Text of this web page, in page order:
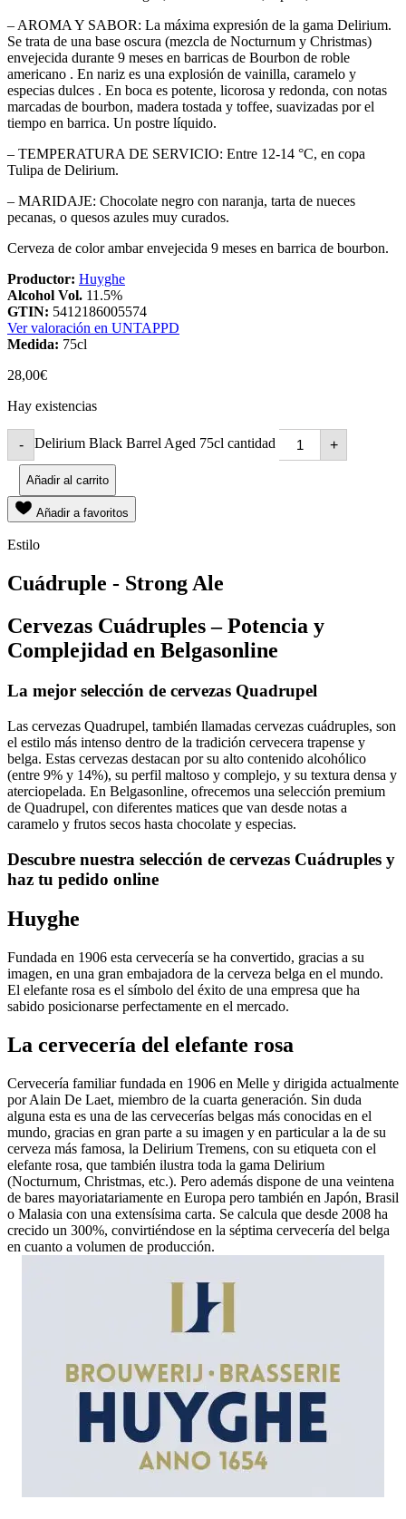
– AROMA Y SABOR: La máxima expresión de la gama Delirium.
Se trata de una base oscura (mezcla de Nocturnum y Christmas)
envejecida durante 9 meses en barricas de Bourbon de roble
americano . En nariz es una explosión de vainilla, caramelo y
especias dulces . En boca es potente, licorosa y redonda, con notas
marcadas de bourbon, madera tostada y toffee, suavizadas por el
tiempo en barrica. Un postre líquido.
– TEMPERATURA DE SERVICIO: Entre 12-14 °C, en copa
Tulipa de Delirium.
– MARIDAJE: Chocolate negro con naranja, tarta de nueces
pecanas, o quesos azules muy curados.
Cerveza de color ambar envejecida 9 meses en barrica de bourbon.
Productor: Huyghe
Alcohol Vol. 11.5%
GTIN: 5412186005574
Ver valoración en UNTAPPD
Medida: 75cl
28,00€
Hay existencias
- Delirium Black Barrel Aged 75cl cantidad +
Añadir al carrito
Añadir a favoritos
Estilo
Cuádruple - Strong Ale
Cervezas Cuádruples – Potencia y
Complejidad en Belgasonline
La mejor selección de cervezas Quadrupel
Las cervezas Quadrupel, también llamadas cervezas cuádruples, son
el estilo más intenso dentro de la tradición cervecera trapense y
belga. Estas cervezas destacan por su alto contenido alcohólico
(entre 9% y 14%), su perfil maltoso y complejo, y su textura densa y
aterciopelada. En Belgasonline, ofrecemos una selección premium
de Quadrupel, con diferentes matices que van desde notas a
caramelo y frutos secos hasta chocolate y especias.
Descubre nuestra selección de cervezas Cuádruples y
haz tu pedido online
Huyghe
Fundada en 1906 esta cervecería se ha convertido, gracias a su
imagen, en una gran embajadora de la cerveza belga en el mundo.
El elefante rosa es el símbolo del éxito de una empresa que ha
sabido posicionarse perfectamente en el mercado.
La cervecería del elefante rosa
Cervecería familiar fundada en 1906 en Melle y dirigida actualmente
por Alain De Laet, miembro de la cuarta generación. Sin duda
alguna esta es una de las cervecerías belgas más conocidas en el
mundo, gracias en gran parte a su imagen y en particular a la de su
cerveza más famosa, la Delirium Tremens, con su etiqueta con el
elefante rosa, que también ilustra toda la gama Delirium
(Nocturnum, Christmas, etc.). Pero además dispone de una veintena
de bares mayoriatariamente en Europa pero también en Japón, Brasil
o Malasia con una extensísima carta. Se calcula que desde 2008 ha
crecido un 300%, convirtiéndose en la séptima cervecería del belga
en cuanto a volumen de producción.